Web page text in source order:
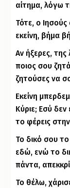
αίτημα, λόγω
Τότε, ο Ιησούς
εκείνη, βήμα
Αν ήξερες,
ποιος σου
ζητούσες να
Εκείνη
Κύριε; Εσύ δεν
το φέρεις
Το δικό σου
εδώ, ενώ το
πάντα,
Το θέλω,